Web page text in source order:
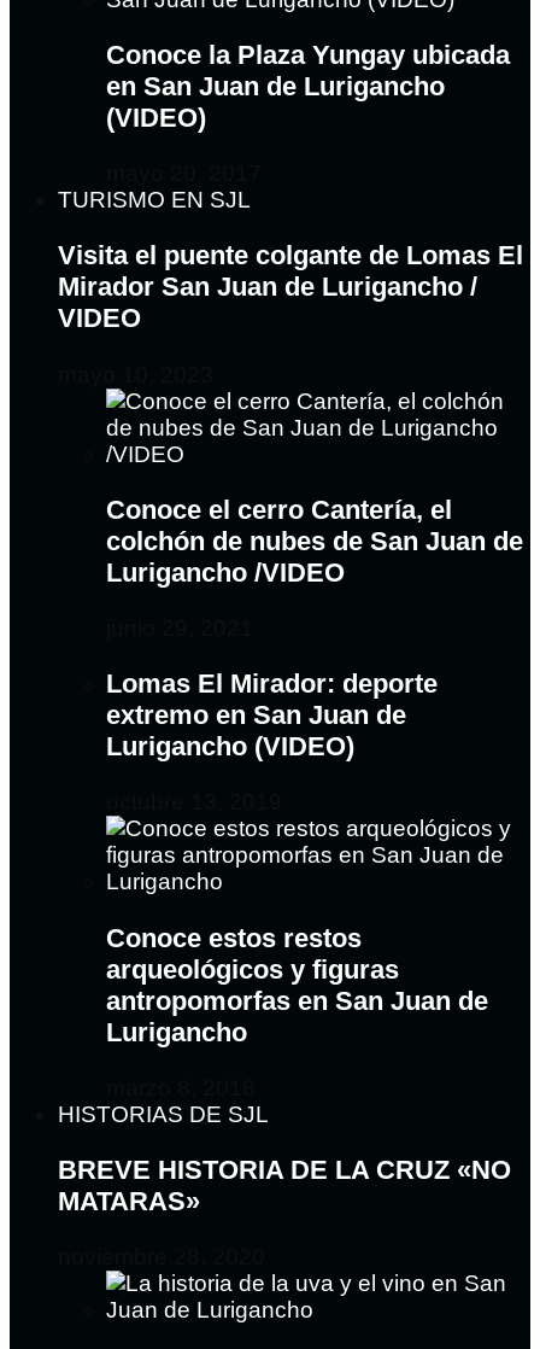
Conoce la Plaza Yungay ubicada
en San Juan de Lurigancho
(VIDEO)
TURISMO EN SJL
Visita el puente colgante de Lomas El
Mirador San Juan de Lurigancho /
VIDEO
Conoce el cerro Cantería, el
colchón de nubes de San Juan de
Lurigancho /VIDEO
Lomas El Mirador: deporte
extremo en San Juan de
Lurigancho (VIDEO)
Conoce estos restos
arqueológicos y figuras
antropomorfas en San Juan de
Lurigancho
HISTORIAS DE SJL
BREVE HISTORIA DE LA CRUZ «NO
MATARAS»